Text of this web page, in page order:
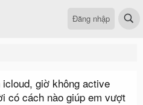
Đăng nhập
giờ không active
có cách nào giúp em vượt